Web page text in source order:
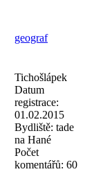
geograf
Tichošlápek
Datum
registrace:
01.02.2015
Bydliště: tade
na Hané
Počet
komentářů: 60